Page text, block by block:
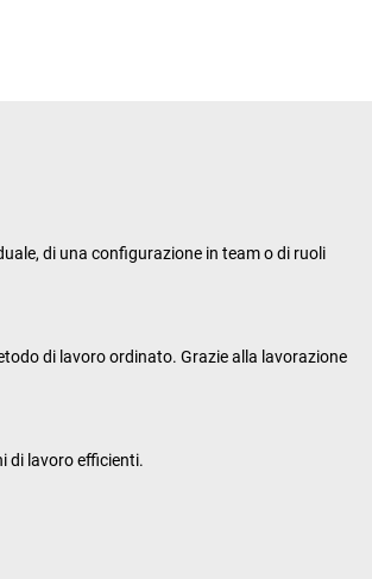
di una configurazione in team o di ruoli
di lavoro ordinato. Grazie alla lavorazione
di lavoro efficienti.